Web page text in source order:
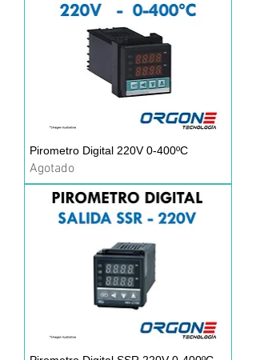
Pirometro Digital 220V 0-400ºC
Agotado